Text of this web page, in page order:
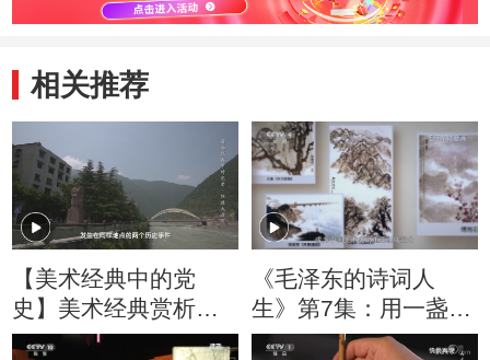
相关推荐
【美术经典中的党
史】美术经典赏析：
没有实地采风，傅抱
《毛泽东的诗词人
生》第7集：用一盏灯
点亮另一盏灯